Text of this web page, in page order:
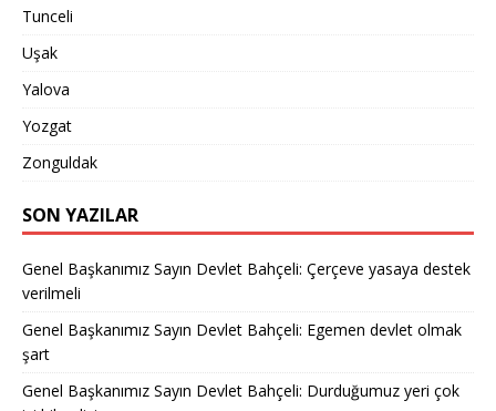
Tunceli
Uşak
Yalova
Yozgat
Zonguldak
SON YAZILAR
Genel Başkanımız Sayın Devlet Bahçeli: Çerçeve yasaya destek
verilmeli
Genel Başkanımız Sayın Devlet Bahçeli: Egemen devlet olmak
şart
Genel Başkanımız Sayın Devlet Bahçeli: Durduğumuz yeri çok